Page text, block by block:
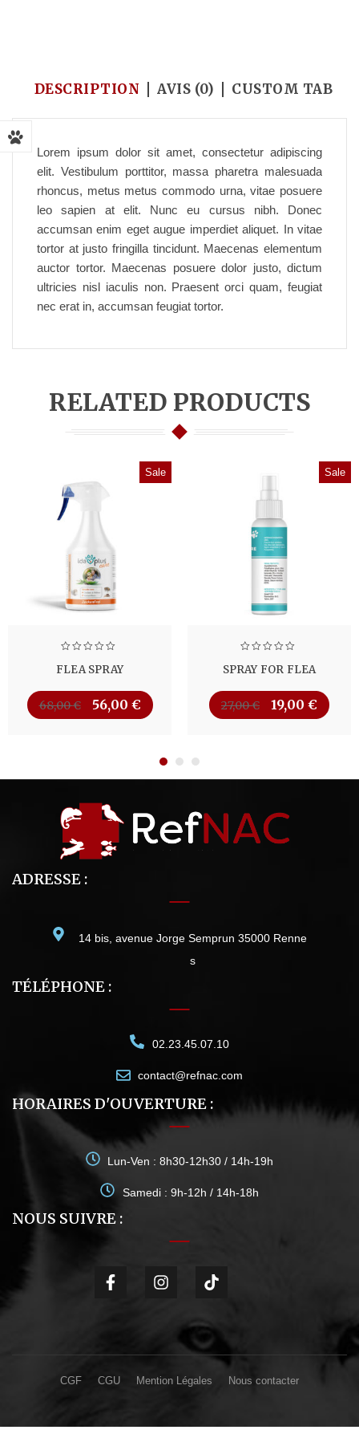
DESCRIPTION AVIS (0) CUSTOM TAB
Lorem ipsum dolor sit amet, consectetur adipiscing
elit. Vestibulum porttitor, massa pharetra malesuada
rhoncus, metus metus commodo urna, vitae posuere
leo sapien at elit. Nunc eu cursus nibh. Donec
accumsan enim eget augue imperdiet aliquet. In vitae
tortor at justo fringilla tincidunt. Maecenas elementum
auctor tortor. Maecenas posuere dolor justo, dictum
ultricies nisl iaculis non. Praesent orci quam, feugiat
nec erat in, accumsan feugiat tortor.
RELATED PRODUCTS
Sale
FLEA SPRAY
68,00€ 56,00 €
Sale
SPRAY FOR FLEA
27,00€ 19,00 €
ADRESSE :
14 bis, avenue Jorge Semprun 35000 Renne
s
TÉLÉPHONE :
02.23.45.07.10
contact@refnac.com
HORAIRES D'OUVERTURE :
Lun-Ven : 8h30-12h30 / 14h-19h
Samedi : 9h-12h / 14h-18h
NOUS SUIVRE :
CGF CGU Mention Légales Nous contacter